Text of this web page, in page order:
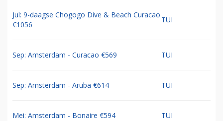
Jul: 9-daagse Chogogo Dive & Beach Curacao
€1056
TUI
Sep: Amsterdam - Curacao €569 TUI
Sep: Amsterdam - Aruba €614 TUI
Mei: Amsterdam - Bonaire €594 TUI